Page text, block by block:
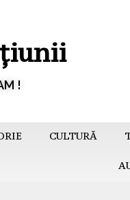
!
CULTURĂ